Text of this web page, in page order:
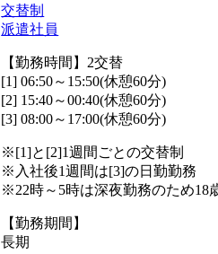
交替制
派遣社員
【勤務時間】2交替
[1] 06:50～15:50(休憩60分)
[2] 15:40～00:40(休憩60分)
[3] 08:00～17:00(休憩60分)
※[1]と[2]1週間ごとの交替制
※入社後1週間は[3]の日勤勤務
※22時～5時は深夜勤務のため18
【勤務期間】
長期